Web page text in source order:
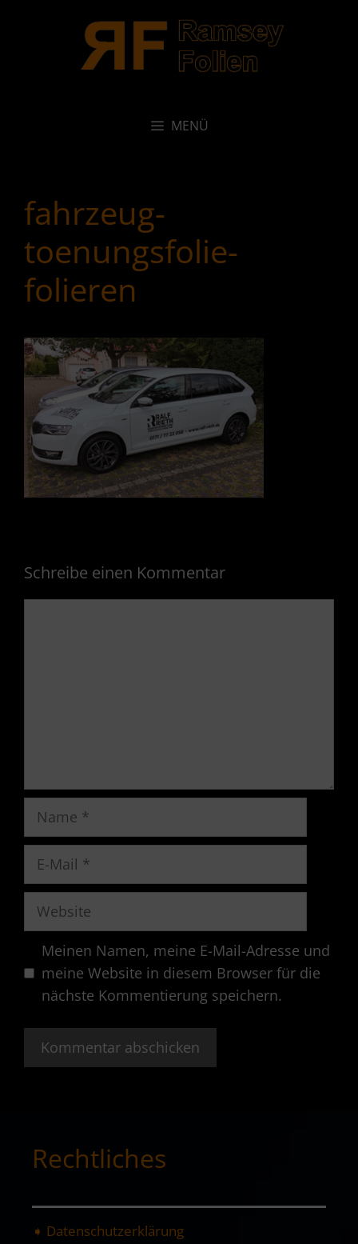
MENÜ
fahrzeug-
toenungsfolie-
folieren
Schreibe einen Kommentar
Name
Website
Meinen Namen, meine E-Mail-Adresse und
meine Website in diesem Browser für die
nächste Kommentierung speichern.
Rechtliches
➧ Datenschutzerklärung